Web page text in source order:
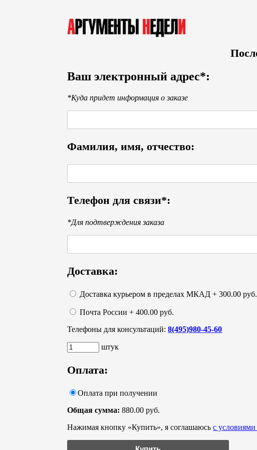
Ваш электронный адрес*:
*Куда придет информация о заказе
Фамилия, имя, отчество:
Телефон для связи*:
*Для подтверждения заказа
Доставка:
Доставка курьером в пределах МКАД + 300.00 руб.
Почта России + 400.00 руб.
Телефоны для консультаций:8(495)980-45-60
штук
Оплата:
Оплата при получении
Общая сумма: 880.00 руб.
Нажимая кнопку «Купить», я соглашаюсьс